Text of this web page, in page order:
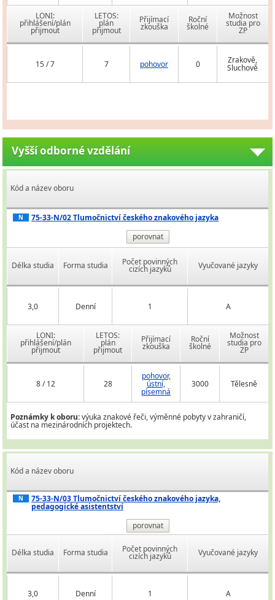
LONI:
přihlášení/plán
přijmout
LETOS:
plán
přijmout
Přijímací
zkouška
Roční
školné
Možnost
studia pro
ZP
15 / 7 7 pohovor 0 Zrakově,
Sluchově
Vyšší odborné vzdělání
Kód a název oboru
N
75-33-N/02 Tlumočnictví českého znakového jazyka
porovnat
Délka studia Forma studia Počet povinných
cizích jazyků Vyučované jazyky
3,0 Denní 1 A
LONI:
přihlášení/plán
přijmout
LETOS:
plán
přijmout
Přijímací
zkouška
Roční
školné
Možnost
studia pro
ZP
8 / 12 28
pohovor,
ústní,
písemná
3000 Tělesně
Poznámky k oboru:výuka znakové řeči, výměnné pobyty v zahraničí,
účast na mezinárodních projektech.
Kód a název oboru
N 75-33-N/03 Tlumočnictví českého znakového jazyka,
pedagogické asistentství
porovnat
Délka studia Forma studia Počet povinných
cizích jazyků Vyučované jazyky
3,0 Denní 1 A